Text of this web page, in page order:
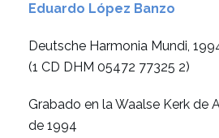
Eduardo López Banzo
Deutsche Harmonia Mundi,
(1 CD DHM 05472 77325 2)
Grabado en la Waalse Kerk de
de 1994